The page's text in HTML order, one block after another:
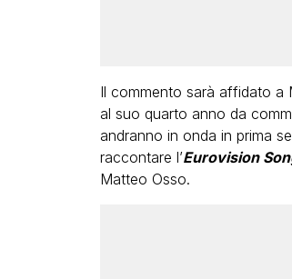
Il commento sarà affidato a
al suo quarto anno da
andranno in onda in prima
raccontare l’Eurovision
Matteo Osso.